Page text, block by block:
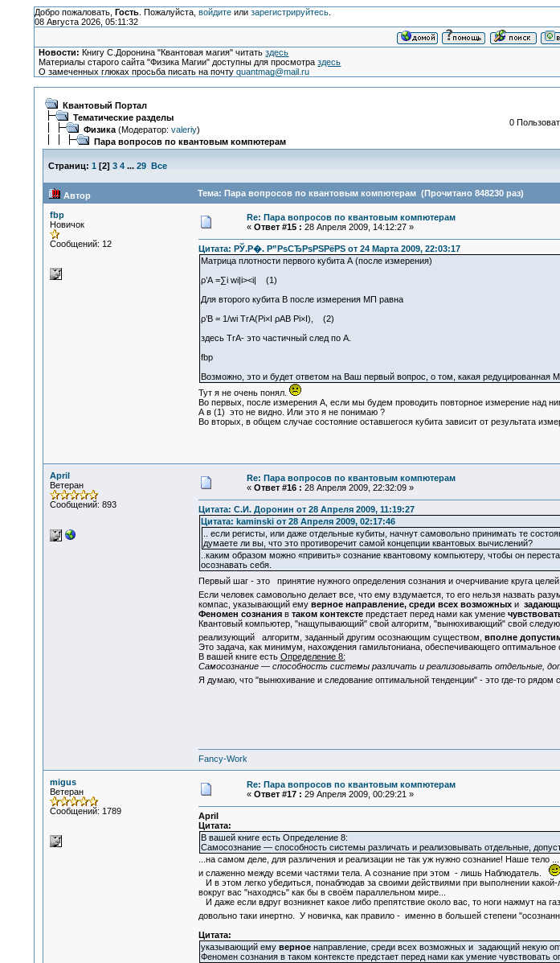
Добро пожаловать, Гость. Пожалуйста, войдитеили зарегистрируйтесь.
08 Августа 2026, 05:11:32
Новости: Книгу С.Доронина "Квантовая магия" читатьздесь
Материалы старого сайта "Физика Магии" доступны для просмотраздесь
О замеченных глюках просьба писать на почтуquantmag@mail.ru
Квантовый Портал
Тематические разделы
Физика(Модератор: valeriy)
Пара вопросов по квантовым компютерам
0
Страниц: 1 [2] 3 4 ... 29 Все
Автор Тема: Пара вопросов по квантовым компютерам (Прочитано 848230 раз)
fbp
Новичок
Сообщений: 12
Re: Пара вопросов по квантовым компютерам
« Ответ #15 : 28 Апреля 2009, 14:12:27 »
Цитата: РЎ.Р�. Р”РѕСЂРѕРЅРёРЅ от 24 Марта 2009, 22:03:17
Матрица плотности первого кубита А (после измерения)
ρ’А =∑i wi|i><i| (1)
Для второго кубита В после измерения МП равна
ρ’В = 1/wi TrA(Pi×I ρАВ Pi×I), (2)
здесь TrA- это частичный след по А.
fbp
Возможно, это и будет ответом на Ваш первый вопрос, о том, какая редуцированная
Тут я не очень понял.
Во первых, после измерения А, если мы будем проводить повторное измерение над
А в (1) это не видно. Или это я не понимаю ?
Во вторых, в общем случае состояние оставшегося кубита зависит от результата
April
Ветеран
Сообщений: 893
Re: Пара вопросов по квантовым компютерам
« Ответ #16 : 28 Апреля 2009, 22:32:09 »
Цитата: С.И. Доронин от 28 Апреля 2009, 11:19:27
Цитата: kaminski от 28 Апреля 2009, 02:17:46
.. если регисты, или даже отдельные кубиты, начнут самовольно принимать те
думаете ли вы, что это противоречит самой концепции квантовых вычислений?
..каким образом можно «привить» сознание квантовому компьютеру, чтобы он
осознавать себя.
Первый шаг - это принятие нужного определения сознания и очерчивание круга
Если человек самовольно делает все, что ему вздумается, то его нельзя назвать
компас, указывающий ему верное направление, среди всех возможныхи
Феномен сознания в таком контексте предстает перед нами как умение
Квантовый компьютер, "нащупывающий" свой алгоритм, "вынюхивающий" свой
реализующий алгоритм, заданный другим осознающим существом, вполне
Это задача, как минимум, нахождения гамильтониана, обеспечивающего
В вашей книге есть Определение 8:
Самосознание — способность системы различать и реализовывать отдельные,
Я думаю, что "вынюхивание и следование оптимальной тенденции" - это где-то рядом
Fancy-Work
migus
Ветеран
Сообщений: 1789
Re: Пара вопросов по квантовым компютерам
« Ответ #17 : 29 Апреля 2009, 00:29:21 »
April
Цитата:
В вашей книге есть Определение 8:
Самосознание — способность системы различать и реализовывать отдельные,
...на самом деле, для различения и реализации не так уж нужно сознание! Наше тело
и слаженно между всеми частями тела. А сознание при этом - лишь Наблюдатель.
И в этом легко убедиться, понаблюдав за своими действиями при выполнении
вокруг вас "находясь" как бы в своём параллельном мире...
И даже если вдруг возникнет какое либо препятствие около вас, то ноги нажмут на
довольно таки инертно. У новичка, как правило - именно в большей степени
Цитата:
указывающий емуверноенаправление, среди всех возможных и задающий некую
Феномен сознания в таком контексте предстает перед нами как умение чувствовать